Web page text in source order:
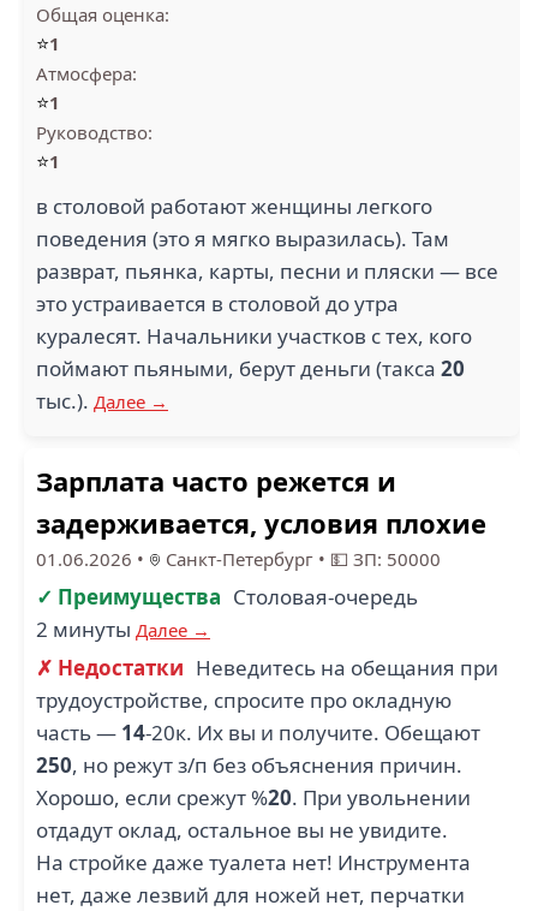
Общая оценка:
⭐1
Атмосфера:
⭐1
Руководство:
⭐1
в столовой работают женщины легкого
поведения (это я мягко выразилась). Там
разврат, пьянка, карты, песни и пляски — все
это устраивается в столовой до утра
куралесят. Начальники участков с тех, кого
поймают пьяными, берут деньги (такса 20
тыс.). Далее →
Зарплата часто режется и
задерживается, условия плохие
01.06.2026 • Санкт-Петербург • 💵 ЗП: 50000
✓ Преимущества Столовая-очередь
2 минуты Далее →
✗ Недостатки Неведитесь на обещания при
трудоустройстве, спросите про окладную
часть — 14-20к. Их вы и получите. Обещают
250, но режут з/п без объяснения причин.
Хорошо, если срежут %20. При увольнении
отдадут оклад, остальное вы не увидите.
На стройке даже туалета нет! Инструмента
нет, даже лезвий для ножей нет, перчатки